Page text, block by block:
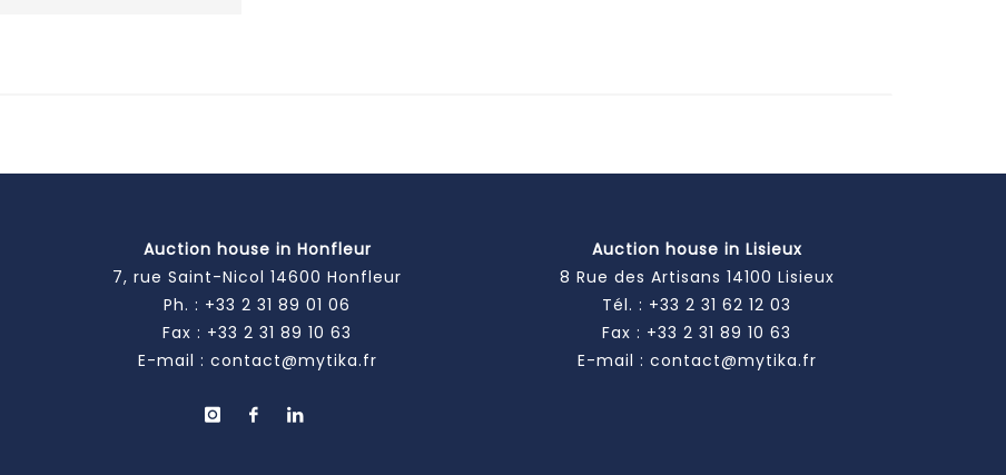
Auction house in Honfleur
7, rue Saint-Nicol 14600 Honfleur
Ph. : +33 2 31 89 01 06
Fax : +33 2 31 89 10 63
E-mail : contact@mytika.fr
Auction house in Lisieux
8 Rue des Artisans 14100 Lisieux
Tél. : +33 2 31 62 12 03
Fax : +33 2 31 89 10 63
E-mail : contact@mytika.fr